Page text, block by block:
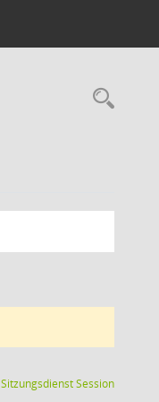
SitzungsdienstSession(Wird in